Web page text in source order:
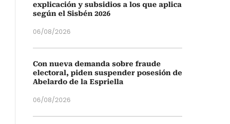
explicación y subsidios a los que aplica
según el Sisbén 2026
06/08/2026
Con nueva demanda sobre fraude
electoral, piden suspender posesión de
Abelardo de la Espriella
06/08/2026